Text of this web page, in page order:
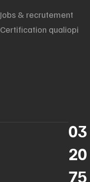
Jobs & recrutement
Certification qualiopi
03
20
75